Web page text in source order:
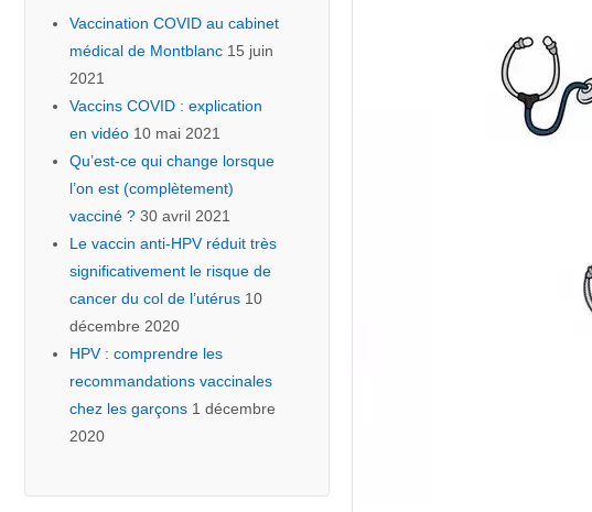
Vaccination COVID au cabinet
médical de Montblanc 15 juin
2021
Vaccins COVID : explication
en vidéo 10 mai 2021
Qu’est-ce qui change lorsque
l’on est (complètement)
vacciné ? 30 avril 2021
Le vaccin anti-HPV réduit très
significativement le risque de
cancer du col de l’utérus 10
décembre 2020
HPV : comprendre les
recommandations vaccinales
chez les garçons 1 décembre
2020